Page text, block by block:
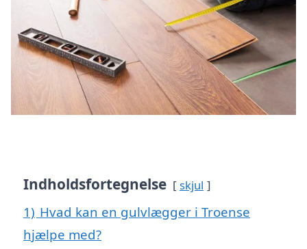
Indholdsfortegnelse skjul
1) Hvad kan en gulvlægger i Troense
hjælpe med?